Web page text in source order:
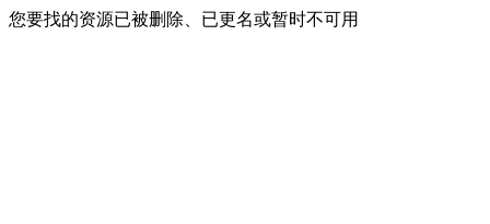
您要找的资源已被删除、已更名或暂时不可用